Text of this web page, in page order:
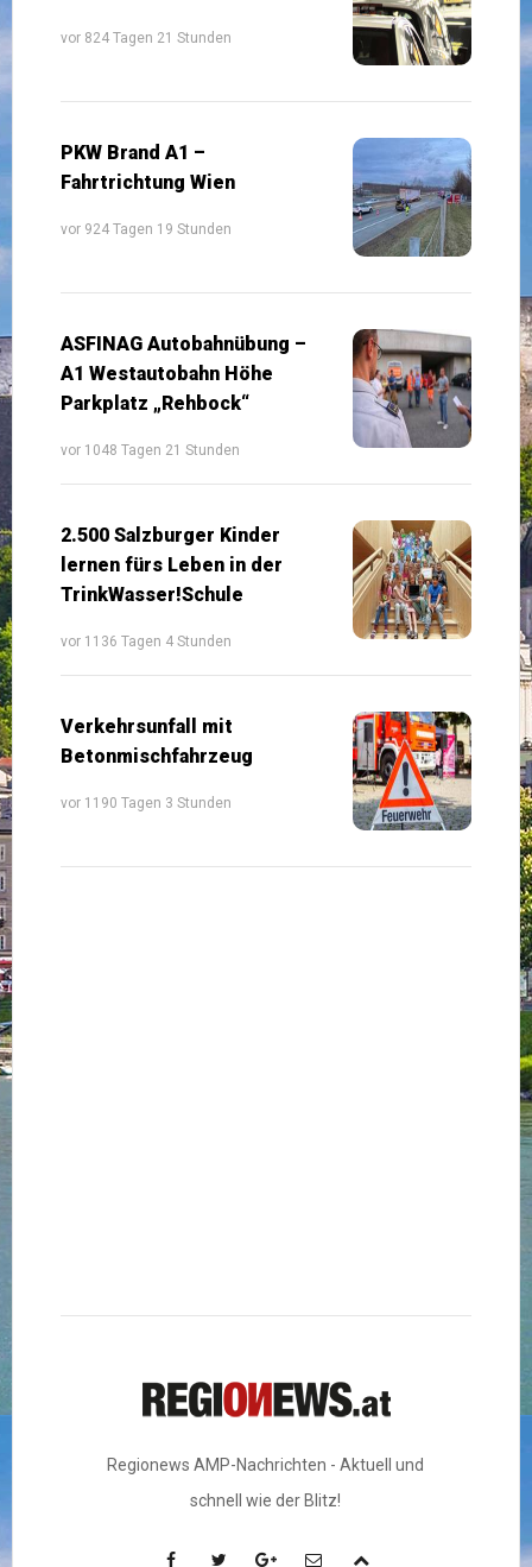
vor 824 Tagen 21 Stunden
PKW Brand A1 –
Fahrtrichtung Wien
vor 924 Tagen 19 Stunden
ASFINAG Autobahnübung –
A1 Westautobahn Höhe
Parkplatz „Rehbock“
vor 1048 Tagen 21 Stunden
2.500 Salzburger Kinder
lernen fürs Leben in der
TrinkWasser!Schule
vor 1136 Tagen 4 Stunden
Verkehrsunfall mit
Betonmischfahrzeug
vor 1190 Tagen 3 Stunden
Regionews AMP-Nachrichten - Aktuell und
schnell wie der Blitz!